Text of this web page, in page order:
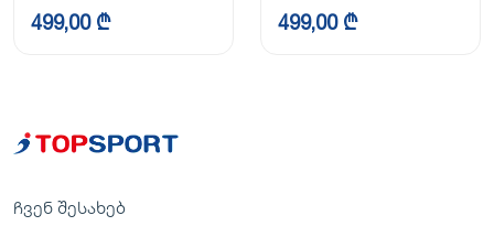
499,00 ₾ 499,00 ₾
ჩვენ შესახებ